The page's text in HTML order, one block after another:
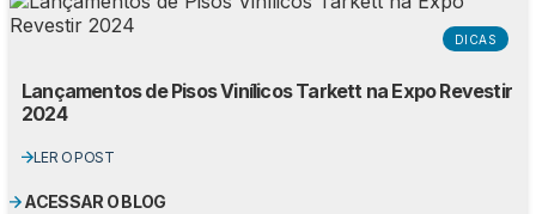
DICAS
Lançamentos de Pisos Vinílicos Tarkett na Expo Revestir
2024
LER O POST
ACESSAR O BLOG